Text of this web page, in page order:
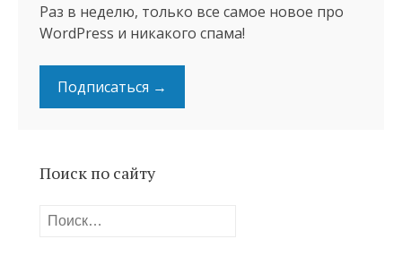
Раз в неделю, только все самое новое про
WordPress и никакого спама!
Подписаться →
Поиск по сайту
Найти: